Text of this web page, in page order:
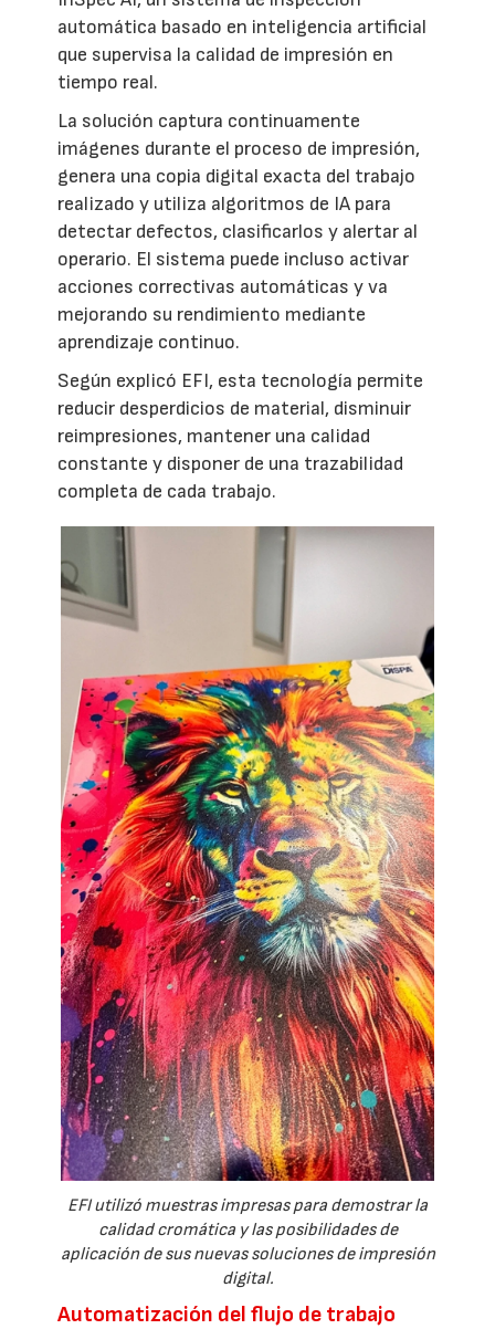
automática basado en inteligencia artificial
que supervisa la calidad de impresión en
tiempo real.
La solución captura continuamente
imágenes durante el proceso de impresión,
genera una copia digital exacta del trabajo
realizado y utiliza algoritmos de IA para
detectar defectos, clasificarlos y alertar al
operario. El sistema puede incluso activar
acciones correctivas automáticas y va
mejorando su rendimiento mediante
aprendizaje continuo.
Según explicó EFI, esta tecnología permite
reducir desperdicios de material, disminuir
reimpresiones, mantener una calidad
constante y disponer de una trazabilidad
completa de cada trabajo.
EFI utilizó muestras impresas para demostrar la
calidad cromática y las posibilidades de
aplicación de sus nuevas soluciones de impresión
digital.
Automatización del flujo de trabajo